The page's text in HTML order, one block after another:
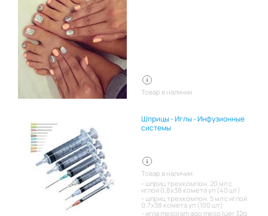
Товар в наличии
Шприцы - Иглы - Инфузионные
системы
Товар в наличии:
шприц трехкомпон. 20 мл с
иглой 0,8х38 комета уп (40 шт)
шприц трехкомпон. 5 мл с иглой
0,7х38 комета уп (100 шт)
игла mesoram ago meso luer 32g